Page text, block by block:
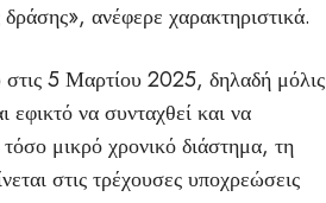
ανέφερε χαρακτηριστικά.
5 Μαρτίου 2025, δηλαδή μόλις
εφικτό να συνταχθεί και να
μικρό χρονικό διάστημα, τη
στις τρέχουσες υποχρεώσεις